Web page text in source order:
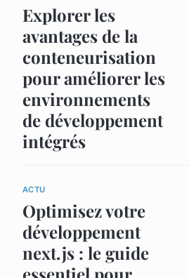
Explorer les
avantages de la
conteneurisation
pour améliorer les
environnements
de développement
intégrés
ACTU
Optimisez votre
développement
next.js : le guide